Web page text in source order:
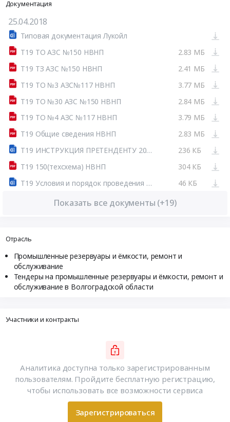
Документация
25.04.2018
Типовая документация Лукойл
Т19 ТО АЗС №150 НВНП
2.83 МБ
Т19 ТЗ АЗС №150 НВНП
2.41 МБ
Т19 ТО №3 АЗС№117 НВНП
3.77 МБ
Т19 ТО №30 АЗС №150 НВНП
2.84 МБ
Т19 ТО №4 АЗС №117 НВНП
3.79 МБ
Т19 Общие сведения НВНП
2.83 МБ
Т19 ИНСТРУКЦИЯ ПРЕТЕНДЕНТУ 2018 НВНП
236 КБ
Т19 150(техсхема) НВНП
304 КБ
Т19 Условия и порядок проведения двухэтапного тендера НВНП
46 КБ
Показать все документы (+19)
Отрасль
Промышленные резервуары и ёмкости, ремонт и
обслуживание
Тендеры на промышленные резервуары и ёмкости, ремонт и
обслуживание в Волгоградской области
Участники и контракты
Аналитика доступна только зарегистрированным
пользователям. Пройдите бесплатную регистрацию,
чтобы использовать все возможности сервиса
Зарегистрироваться